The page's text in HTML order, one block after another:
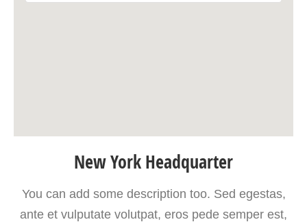
New York Headquarter
You can add some description too. Sed egestas,
ante et vulputate volutpat, eros pede semper est,